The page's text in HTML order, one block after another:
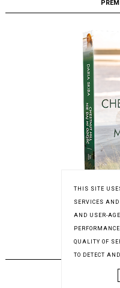
THIS SITE
SERVICES
AND USER-
QUALITY OF
TO DETECT